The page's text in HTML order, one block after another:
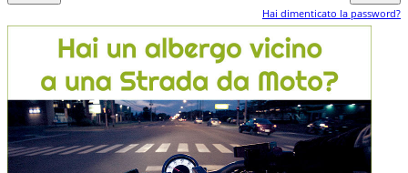
Hai dimenticato la password?